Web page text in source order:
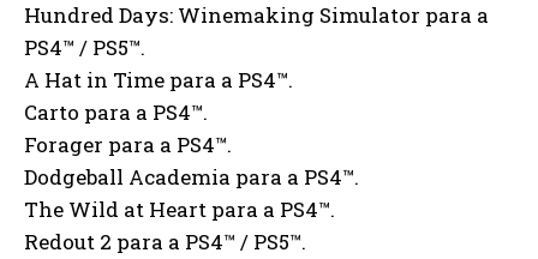
Hundred Days: Winemaking Simulator para a
PS4™ / PS5™.
A Hat in Time para a PS4™.
Carto para a PS4™.
Forager para a PS4™.
Dodgeball Academia para a PS4™.
The Wild at Heart para a PS4™.
Redout 2 para a PS4™ / PS5™.